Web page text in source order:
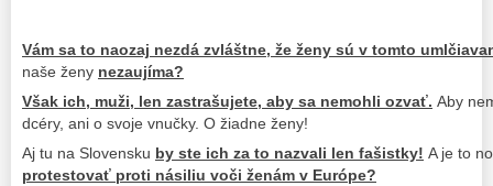
Vám sa to naozaj nezdá zvláštne, že ženy sú v tomto
naše ženy nezaujíma?
Však ich, muži, len zastrašujete, aby sa nemohli ozvať. Aby
dcéry, ani o svoje vnučky. O žiadne ženy!
Aj tu na Slovensku by ste ich za to nazvali len fašistky! A je to
protestovať proti násiliu voči ženám v Európe?